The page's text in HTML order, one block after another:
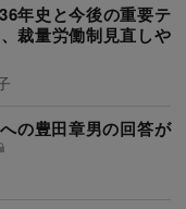
年史と今後の重要テ
裁量労働制見直しや
の豊田章男の回答が